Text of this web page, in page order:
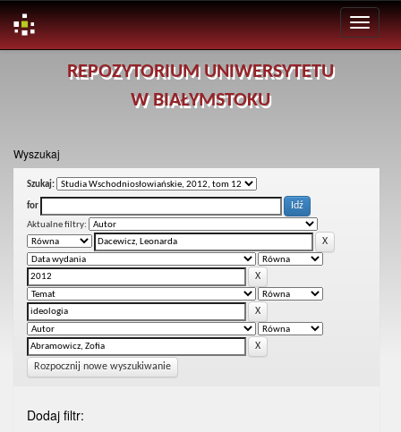
REPOZYTORIUM UNIWERSYTETU
W BIAŁYMSTOKU
Wyszukaj
Szukaj:
for
Aktualne filtry:
Rozpocznij nowe wyszukiwanie
Dodaj filtr: